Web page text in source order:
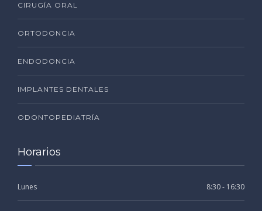
CIRUGÍA ORAL
ORTODONCIA
ENDODONCIA
IMPLANTES DENTALES
ODONTOPEDIATRÍA
Horarios
Lunes 8:30 - 16:30